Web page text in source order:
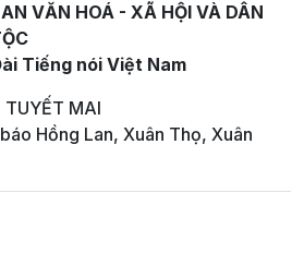
VĂN HOÁ - XÃ HỘI VÀ DÂN
Tiếng nói Việt Nam
MAI
Hồng Lan, Xuân Thọ, Xuân